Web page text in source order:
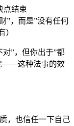
点结束
”，而是”没有任何
）
”，但你出于”都
——这种法事的效
，也信任一下自己